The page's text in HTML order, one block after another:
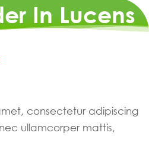
In Lucens
consectetur adipiscing
ullamcorper mattis,